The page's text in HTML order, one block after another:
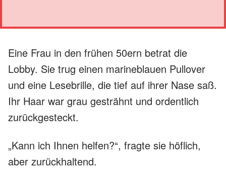
Eine Frau in den frühen 50ern betrat die
Lobby. Sie trug einen marineblauen Pullover
und eine Lesebrille, die tief auf ihrer Nase saß.
Ihr Haar war grau gesträhnt und ordentlich
zurückgesteckt.
„Kann ich Ihnen helfen?“, fragte sie höflich,
aber zurückhaltend.